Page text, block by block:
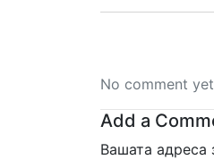
No comment
Add a
Вашата адреса